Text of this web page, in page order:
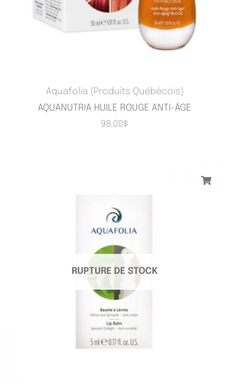
Aquafolia (Produits Québécois)
AQUANUTRIA HUILE ROUGE ANTI-ÂGE
98.00$
RUPTURE DE STOCK